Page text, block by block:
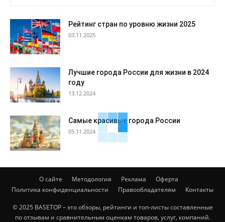
Рейтинг стран по уровню жизни 2025
03.11.2025
Лучшие города России для жизни в 2024
году
13.12.2024
Самые красивые города России
05.11.2024
О сайте Методология Реклама
Оферта
Политика конфиденциальности
Правообладателям Контакты
© 2025 BASETOP – это обзоры, рейтинги и топ-листы составленные
по отзывам и сравнительным оценкам товаров, услуг, компаний.